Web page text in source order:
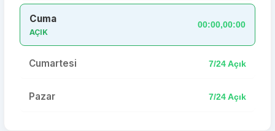
Cuma
AÇIK
00:00,00:00
Cumartesi 7/24 Açık
Pazar 7/24 Açık